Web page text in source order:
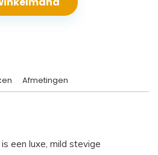
Afmetingen
een luxe, mild stevige